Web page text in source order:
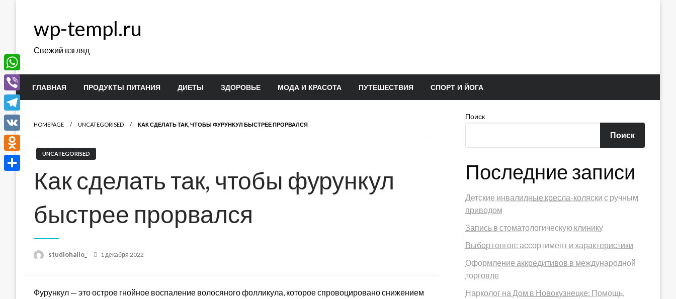
содержимомуwp-templ.ru
Свежий взгляд
ГЛАВНАЯ ПРОДУКТЫ ПИТАНИЯ ДИЕТЫ ЗДОРОВЬЕ МОДА И КРАСОТА ПУТЕШЕСТВИЯ СПОРТ И ЙОГА
HOMEPAGE UNCATEGORISED КАК СДЕЛАТЬ ТАК, ЧТОБЫ ФУРУНКУЛ БЫСТРЕЕ ПРОРВАЛСЯ
UNCATEGORISED
Как сделать так, чтобы фурункул
быстрее прорвался
studiohallo_
Posted
1 декабря 2022
Фурункул — это острое гнойное воспаление волосяного фолликула, которое спровоцировано снижением
Поиск
Поиск
Последние записи
Детские инвалидные кресла-коляски с ручным
приводом
Запись в стоматологическую клинику
Выбор гонгов: ассортимент и характеристики
Оформление аккредитивов в международной
торговле
Нарколог на Дом в Новокузнецке: Помощь,
WhatsApp
Viber
Telegram
VK
Odnoklassniki
Отправить